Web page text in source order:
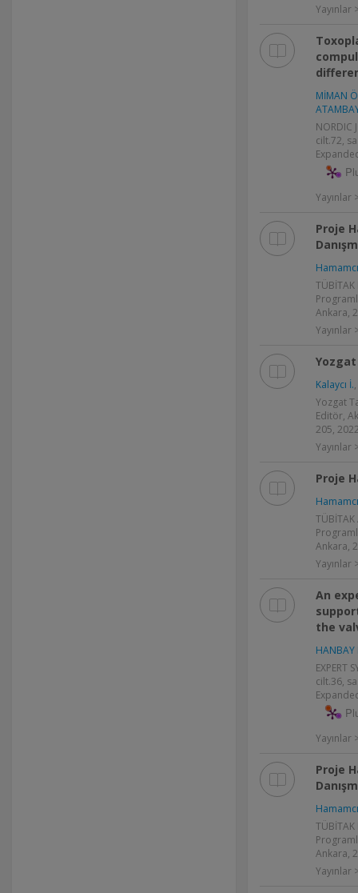
Yayınlar
MİMAN
NORDIC
cilt.72,
Yayınlar
Proje
Ankara,
Yayınlar
Kalaycı İ.,
Yozgat
Editör,
205,
Yayınlar
Proje
Ankara,
Yayınlar
An
the
HANBAY
EXPERT
cilt.36,
Yayınlar
Proje
Ankara,
Yayınlar